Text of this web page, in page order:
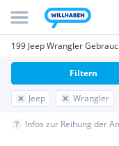
199 Jeep Wrangler
Jeep Wrangler
Filtern
Infos zur Reihung der